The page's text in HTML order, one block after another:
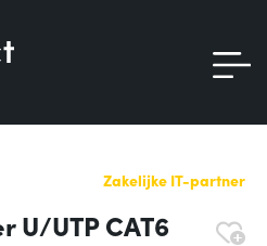
Zakelijke IT-partner
U/UTP CAT6